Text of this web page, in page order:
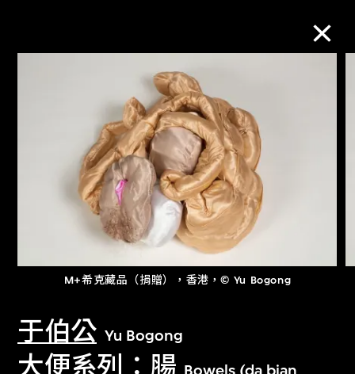
M+希克藏品（捐贈），香港，© Yu Bogong
于伯公 Yu Bogong
大便系列：腸
M+藏品
進一步篩選
關於M+藏品
文化藏品。